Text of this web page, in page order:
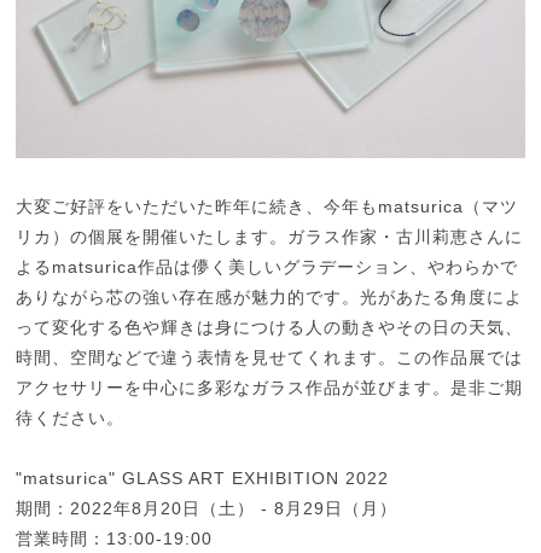
大変ご好評をいただいた昨年に続き、今年もmatsurica（マツ
リカ）の個展を開催いたします。ガラス作家・古川莉恵さんに
よるmatsurica作品は儚く美しいグラデーション、やわらかで
ありながら芯の強い存在感が魅力的です。光があたる角度によ
って変化する色や輝きは身につける人の動きやその日の天気、
時間、空間などで違う表情を見せてくれます。この作品展では
アクセサリーを中心に多彩なガラス作品が並びます。是非ご期
待ください。
"matsurica" GLASS ART EXHIBITION 2022
期間：2022年8月20日（土） - 8月29日（月）
営業時間：13:00-19:00